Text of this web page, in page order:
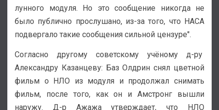
лунного модуля. Но это сообщение никогда не
было публично прослушано, из-за того, что НАСА
подвергало такие сообщения сильной цензуре".
Согласно другому советскому учёному д-ру
Александру Казанцеву: Баз Олдрин снял цветной
фильм о НЛО из модуля и продолжал снимать
фильм, после того, как он и Амстронг вышли
наружу. Д-р Ажажа утверждает, что НЛО